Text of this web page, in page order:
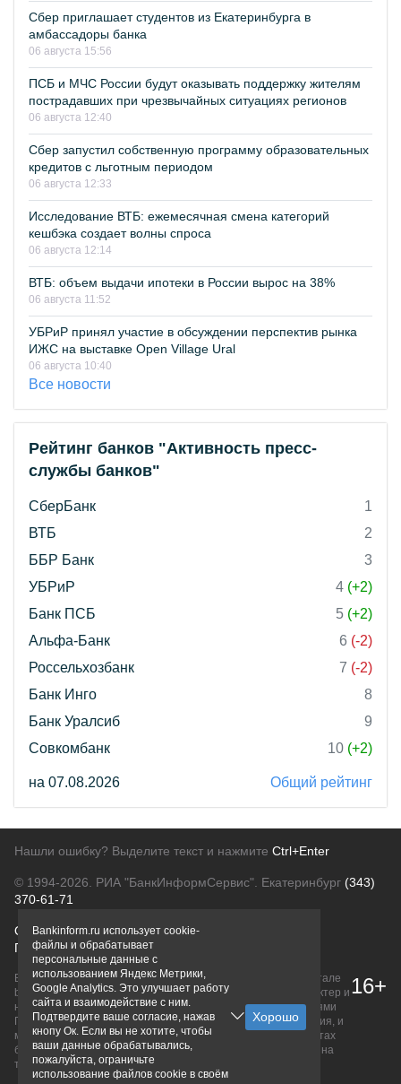
Сбер приглашает студентов из Екатеринбурга в
амбассадоры банка
06 августа 15:56
ПСБ и МЧС России будут оказывать поддержку жителям
пострадавших при чрезвычайных ситуациях регионов
06 августа 12:40
Сбер запустил собственную программу образовательных
кредитов с льготным периодом
06 августа 12:33
Исследование ВТБ: ежемесячная смена категорий
кешбэка создает волны спроса
06 августа 12:14
ВТБ: объем выдачи ипотеки в России вырос на 38%
06 августа 11:52
УБРиР принял участие в обсуждении перспектив рынка
ИЖС на выставке Open Village Ural
06 августа 10:40
Все новости
Рейтинг банков "Активность пресс-
службы банков"
СберБанк
1
ВТБ
2
ББР Банк
3
УБРиР
4 (+2)
Банк ПСБ
5 (+2)
Альфа-Банк
6 (-2)
Россельхозбанк
7 (-2)
Банк Инго
8
Банк Уралсиб
9
Совкомбанк
10 (+2)
на 07.08.2026 Общий рейтинг
Нашли ошибку? Выделите текст и нажмите Ctrl+Enter
© 1994-2026. РИА "БанкИнформСервис". Екатеринбург (343)
370-61-71
О проектеПолитика конфиденциальности
Правовая информацияДля рекламодателей
Вся информация о продуктах банков, размещенная на портале
bankinform.ru, носит исключительно ознакомительный характер и
не является публичной офертой, определяемой положениями
ГК РФ. Информация не содержит точного и полного описания, и
может быть изменена. Конечные условия уточняйте на сайтах
банков или при личном обращении. Исключительное право на
товарные знаки принадлежит их правообладателям.
16+
Bankinform.ru использует cookie-
файлы и обрабатывает
персональные данные с
использованием Яндекс Метрики,
Google Analytics. Это улучшает работу
сайта и взаимодействие с ним.
Подтвердите ваше согласие, нажав
кнопу Ок. Если вы не хотите, чтобы
ваши данные обрабатывались,
пожалуйста, ограничьте
использование файлов cookie в своём